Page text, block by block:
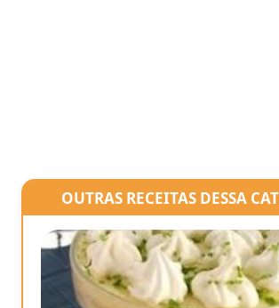
OUTRAS RECEITAS DESSA